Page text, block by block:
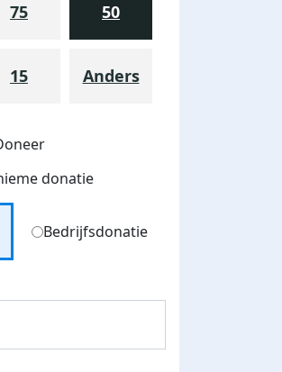
75 50
15 Anders
donatie
Bedrijfsdonatie